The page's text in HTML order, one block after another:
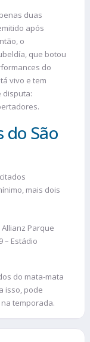
duas
após
o
que botou
do
vivo e tem
disputa:
do São
mais dois
Allianz Parque
– Estádio
do mata-mata
isso, pode
temporada.